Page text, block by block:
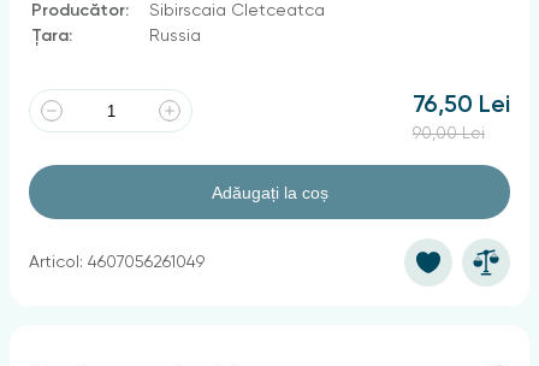
Producător:
Sibirscaia Cletceatca
Țara:
Russia
76,50 Lei
90,00 Lei
Adăugați la coș
Articol: 4607056261049